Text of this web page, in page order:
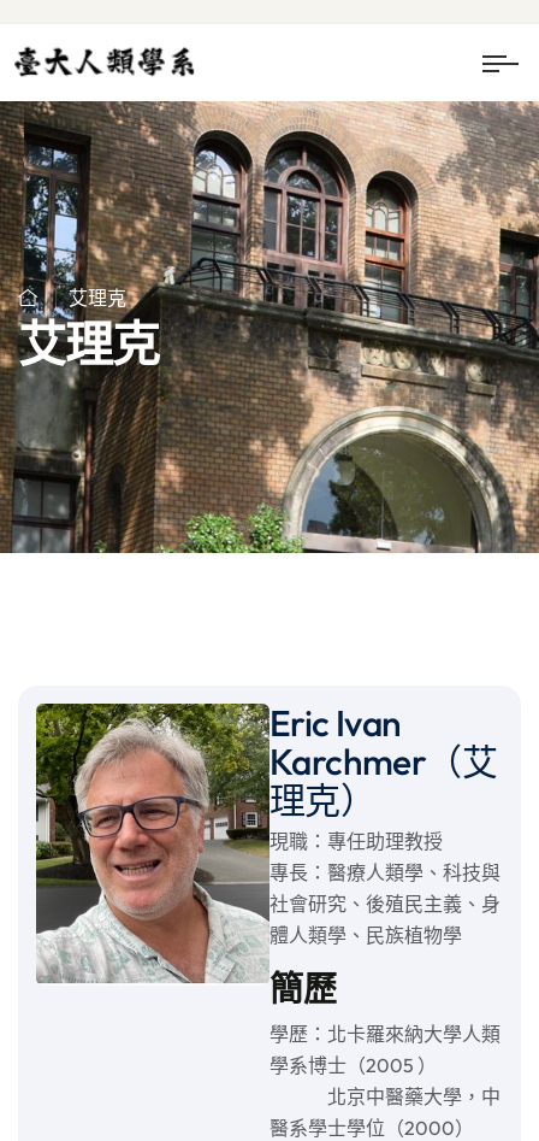
艾理克
艾理克
Eric Ivan
Karchmer（艾
理克）
現職：專任助理教授
專長：醫療人類學、科技與
社會研究、後殖民主義、身
體人類學、民族植物學
簡歷
學歷：北卡羅來納大學人類
學系博士（2005 ）
北京中醫藥大學，中
醫系學士學位（2000）